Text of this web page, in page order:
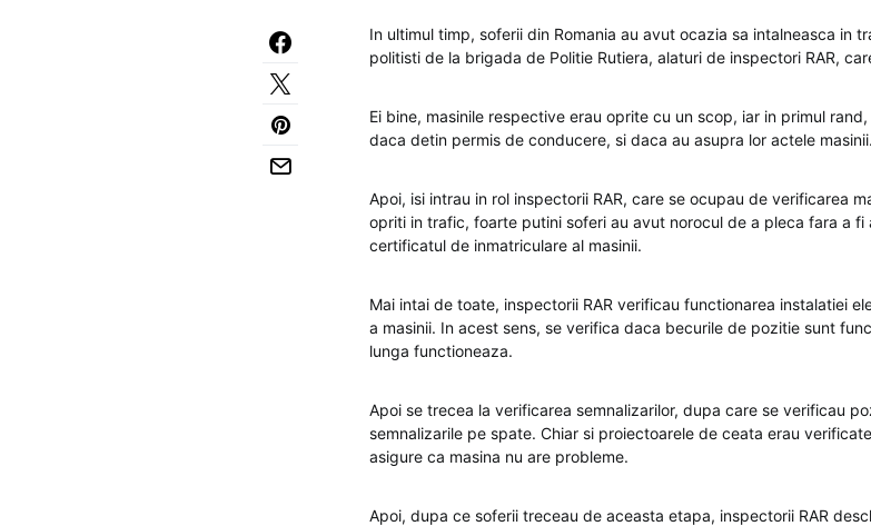
In ultimul timp, soferii din Romania au avut ocazia sa intalneasca in
politisti de la brigada de Politie Rutiera, alaturi de inspectori RAR,
Ei bine, masinile respective erau oprite cu un scop, iar in primul
daca detin permis de conducere, si daca au asupra lor actele masinii.
Apoi, isi intrau in rol inspectorii RAR, care se ocupau de verificarea
opriti in trafic, foarte putini soferi au avut norocul de a pleca fara a fi
certificatul de inmatriculare al masinii.
Mai intai de toate, inspectorii RAR verificau functionarea instalatiei
a masinii. In acest sens, se verifica daca becurile de pozitie sunt
lunga functioneaza.
Apoi se trecea la verificarea semnalizarilor, dupa care se verificau
semnalizarile pe spate. Chiar si proiectoarele de ceata erau
asigure ca masina nu are probleme.
Apoi, dupa ce soferii treceau de aceasta etapa, inspectorii RAR